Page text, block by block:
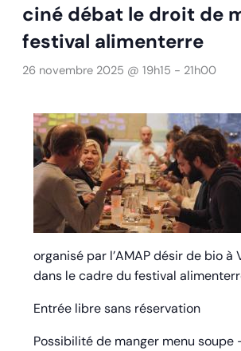
ciné débat le droit de
festival alimenterre
26 novembre 2025 @ 19h15 - 21h00
organisé par l’AMAP désir de bio à
dans le cadre du festival
Entrée libre sans réservation
Possibilité de manger menu soupe